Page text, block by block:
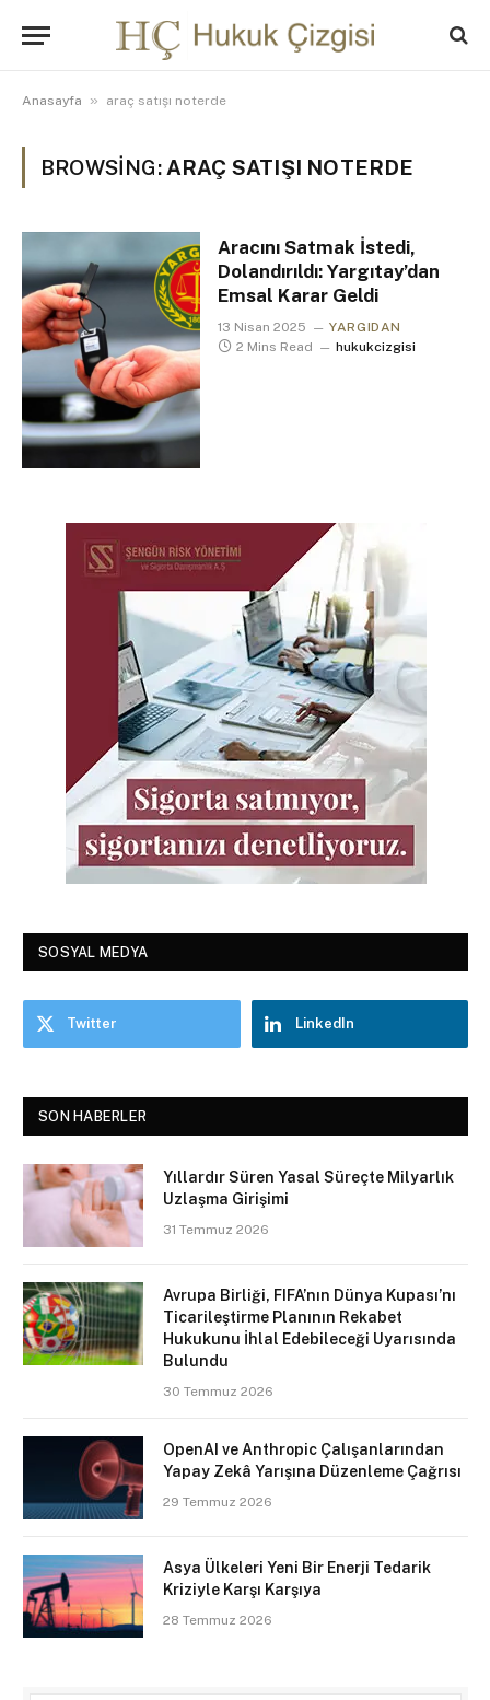
Anasayfa » araç satışı noterde
BROWSING: ARAÇ SATIŞI NOTERDE
Aracını Satmak İstedi,
Dolandırıldı: Yargıtay’dan
Emsal Karar Geldi
13 Nisan 2025
YARGIDAN
2 Mins Read
hukukcizgisi
SOSYAL MEDYA
Twitter LinkedIn
SON HABERLER
Yıllardır Süren Yasal Süreçte Milyarlık
Uzlaşma Girişimi
31 Temmuz 2026
Avrupa Birliği, FIFA’nın Dünya Kupası’nı
Ticarileştirme Planının Rekabet
Hukukunu İhlal Edebileceği Uyarısında
Bulundu
30 Temmuz 2026
OpenAI ve Anthropic Çalışanlarından
Yapay Zekâ Yarışına Düzenleme Çağrısı
29 Temmuz 2026
Asya Ülkeleri Yeni Bir Enerji Tedarik
Kriziyle Karşı Karşıya
28 Temmuz 2026